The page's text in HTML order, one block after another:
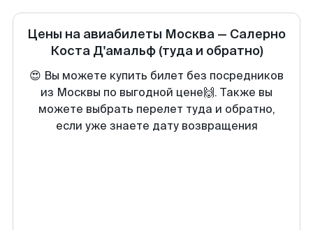
Цены на авиабилеты Москва — Салерно
Коста Д'амальф (туда и обратно)
😍 Вы можете купить билет без посредников
из Москвы по выгодной цене🙌. Также вы
можете выбрать перелет туда и обратно,
если уже знаете дату возвращения